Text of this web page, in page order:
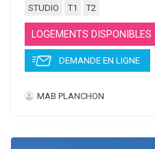
DEMANDE EN LIGNE
BEC IMMOBILIER